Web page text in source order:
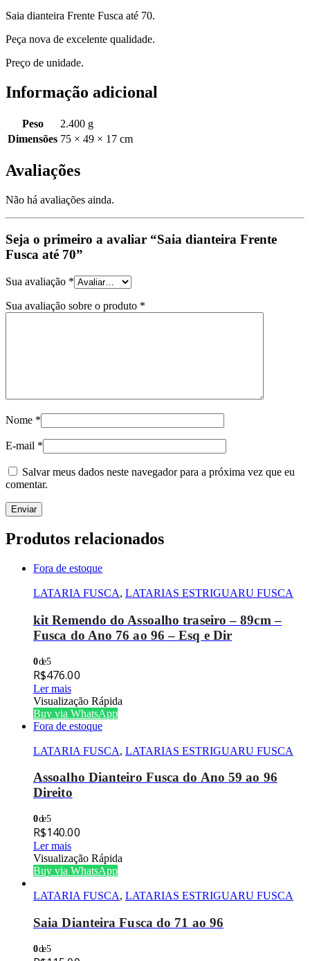
Saia dianteira Frente Fusca até 70.
Peça nova de excelente qualidade.
Preço de unidade.
Informação adicional
Peso
2.400 g
Dimensões 75 × 49 × 17 cm
Avaliações
Não há avaliações ainda.
Seja o primeiro a avaliar “Saia dianteira Frente
Fusca até 70”
Sua avaliação *
Sua avaliação sobre o produto *
Nome *
E-mail *
Salvar meus dados neste navegador para a próxima vez que eu
comentar.
Produtos relacionados
Fora de estoque
LATARIA FUSCA, LATARIAS ESTRIGUARU FUSCA
kit Remendo do Assoalho traseiro – 89cm –
Fusca do Ano 76 ao 96 – Esq e Dir
0de 5
R$476.00
Ler mais
Visualização Rápida
Buy via WhatsApp
Fora de estoque
LATARIA FUSCA, LATARIAS ESTRIGUARU FUSCA
Assoalho Dianteiro Fusca do Ano 59 ao 96
Direito
0de 5
R$140.00
Ler mais
Visualização Rápida
Buy via WhatsApp
LATARIA FUSCA, LATARIAS ESTRIGUARU FUSCA
Saia Dianteira Fusca do 71 ao 96
0de 5